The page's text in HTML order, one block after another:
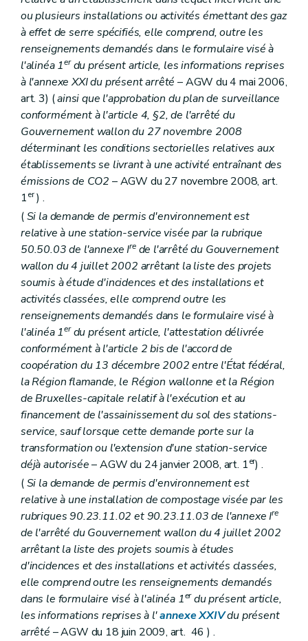
ou plusieurs installations ou activités émettant des gaz
à effet de serre spécifiés, elle comprend, outre les
renseignements demandés dans le formulaire visé à
l'alinéa 1erdu présent article, les informations reprises
à l'annexe XXI du présent arrêté – AGW du 4 mai 2006,
art. 3) (ainsi que l'approbation du plan de surveillance
conformément à l'article 4, §2, de l'arrêté du
Gouvernement wallon du 27 novembre 2008
déterminant les conditions sectorielles relatives aux
établissements se livrant à une activité entraînant des
émissions de CO2 – AGW du 27 novembre 2008, art.
1er) .
(Si la demande de permis d'environnement est
relative à une station-service visée par la rubrique
50.50.03 de l'annexe Irede l'arrêté du Gouvernement
wallon du 4 juillet 2002 arrêtant la liste des projets
soumis à étude d'incidences et des installations et
activités classées, elle comprend outre les
renseignements demandés dans le formulaire visé à
l'alinéa 1erdu présent article, l'attestation délivrée
conformément à l'article 2bisde l'accord de
coopération du 13 décembre 2002 entre l'État fédéral,
la Région flamande, le Région wallonne et la Région
de Bruxelles-capitale relatif à l'exécution et au
financement de l'assainissement du sol des stations-
service, sauf lorsque cette demande porte sur la
transformation ou l'extension d'une station-service
déjà autorisée– AGW du 24 janvier 2008, art. 1er) .
(Si la demande de permis d'environnement est
relative à une installation de compostage visée par les
rubriques 90.23.11.02 et 90.23.11.03 de l'annexe Ire
de l'arrêté du Gouvernement wallon du 4 juillet 2002
arrêtant la liste des projets soumis à études
d'incidences et des installations et activités classées,
elle comprend outre les renseignements demandés
dans le formulaire visé à l'alinéa 1erdu présent article,
les informations reprises à l'annexe XXIVdu présent
arrêté – AGW du 18 juin 2009, art. 46 ) .